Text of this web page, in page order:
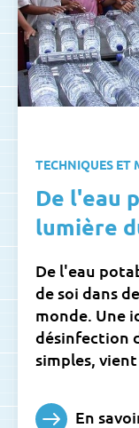
TECHNIQUES ET
De l'eau
lumière
De l'eau
de soi dans
monde. Une
désinfection
simples, vient
En